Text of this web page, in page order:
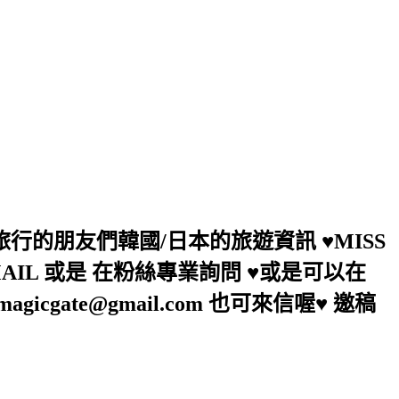
的朋友們韓國/日本的旅遊資訊 ♥MISS
或是 在粉絲專業詢問 ♥或是可以在
也可來信喔♥ 邀稿